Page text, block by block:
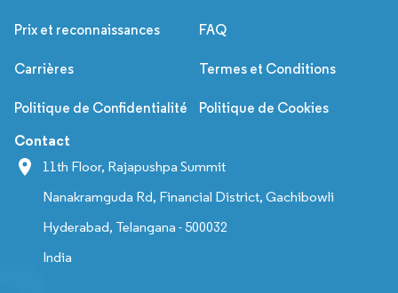
Prix et reconnaissances FAQ
Carrières Termes et Conditions
Politique de Confidentialité Politique de Cookies
Contact
11th Floor, Rajapushpa Summit
Nanakramguda Rd, Financial District, Gachibowli
Hyderabad, Telangana - 500032
India